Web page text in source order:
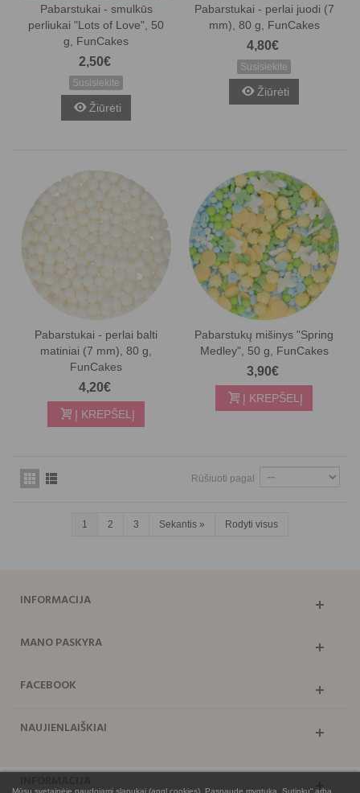
Pabarstukai - smulkūs
perliukai "Lots of Love", 50
g, FunCakes
2,50€
Susisiekite
Žiūrėti
Pabarstukai - perlai juodi (7
mm), 80 g, FunCakes
4,80€
Susisiekite
Žiūrėti
Pabarstukai - perlai balti
matiniai (7 mm), 80 g,
FunCakes
4,20€
Į KREPŠELĮ
Pabarstukų mišinys "Spring
Medley", 50 g, FunCakes
3,90€
Į KREPŠELĮ
Rūšiuoti pagal
1 2 3 Sekantis» Rodyti visus
INFORMACIJA
MANO PASKYRA
FACEBOOK
NAUJIENLAIŠKIAI
Mūsų svetainėje naudojami slapukai (angl.cookies). Paspaudę mygtuką „Sutinku“ arba